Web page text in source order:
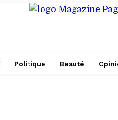
Politique Beauté